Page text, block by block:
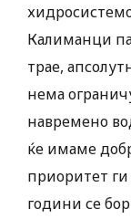
Калиманци
трае,
нема
навремено
ќе имаме
приоритет
години се